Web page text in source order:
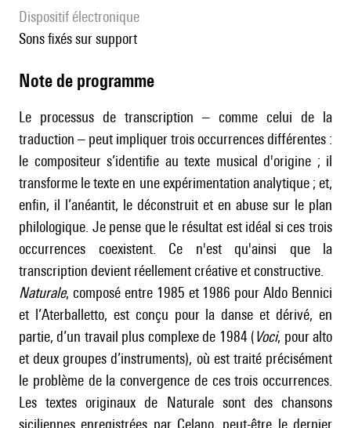
Dispositif électronique
sons fixés sur support
Note de programme
Le processus de transcription – comme celui de la
traduction – peut impliquer trois occurrences différentes :
le compositeur s’identifie au texte musical d'origine ; il
transforme le texte en une expérimentation analytique ; et,
enfin, il l’anéantit, le déconstruit et en abuse sur le plan
philologique. Je pense que le résultat est idéal si ces trois
occurrences coexistent. Ce n'est qu'ainsi que la
transcription devient réellement créative et constructive.
Naturale, composé entre 1985 et 1986 pour Aldo Bennici
et l’Aterballetto, est conçu pour la danse et dérivé, en
partie, d’un travail plus complexe de 1984 (Voci, pour alto
et deux groupes d’instruments), où est traité précisément
le problème de la convergence de ces trois occurrences.
Les textes originaux de Naturale sont des chansons
siciliennes enregistrées par Celano, peut-être le dernier